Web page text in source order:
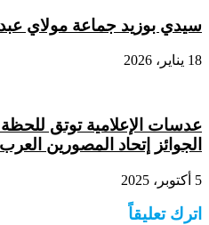
سيدي بوزيد جماعة مولاي
18 يناير، 2026
عدسات الإعلامية توتق للحظة
الجوائز إتحاد المصورين
5 أكتوبر، 2025
اترك تعليقاً